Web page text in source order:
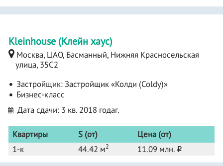
Kleinhouse (Клейн хаус)
Москва, ЦАО, Басманный, Нижняя Красносельская
улица, 35С2
Застройщик:Застройщик «Колди (Coldy)»
Бизнес-класс
Дата сдачи: 3 кв. 2018 годаг.
Квартиры S (от)
Цена (от)
1-к
44.42 м2 11.09 млн. o